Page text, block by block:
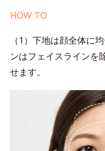
HOW TO
（1）下地は顔全体に
ンはフェイスラインを
せます。